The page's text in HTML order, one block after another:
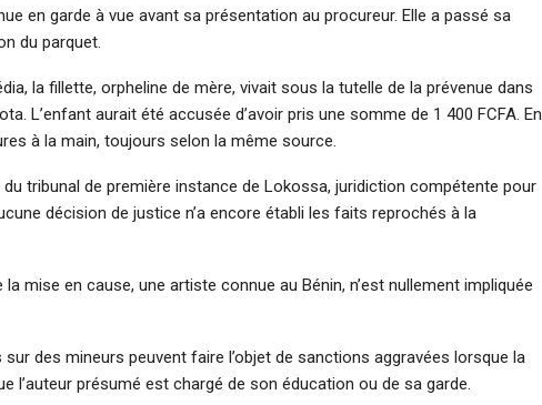
en garde à vue avant sa présentation au procureur. Elle a passé sa
du parquet.
la fillette, orpheline de mère, vivait sous la tutelle de la prévenue dans
L’enfant aurait été accusée d’avoir pris une somme de 1 400 FCFA. En
à la main, toujours selon la même source.
tribunal de première instance de Lokossa, juridiction compétente pour
décision de justice n’a encore établi les faits reprochés à la
mise en cause, une artiste connue au Bénin, n’est nullement impliquée
des mineurs peuvent faire l’objet de sanctions aggravées lorsque la
l’auteur présumé est chargé de son éducation ou de sa garde.